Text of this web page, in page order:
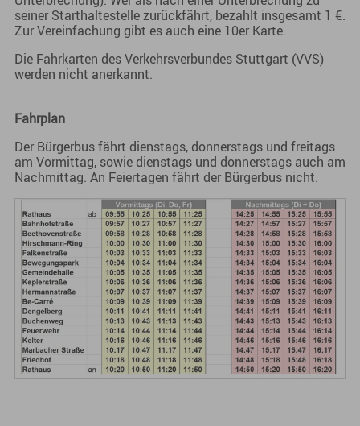
seiner Starthaltestelle zurückfährt, bezahlt insgesamt 1 €.
Zur Vereinfachung gibt es auch eine 10er Karte.
Die Fahrkarten des Verkehrsverbundes Stuttgart (VVS)
werden nicht anerkannt.
Fahrplan
Der Bürgerbus fährt dienstags, donnerstags und freitags
am Vormittag, sowie dienstags und donnerstags auch am
Nachmittag. An Feiertagen fährt der Bürgerbus nicht.